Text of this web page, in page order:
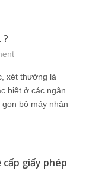
xét thưởng là
biệt ở các ngân
bộ máy nhân
giấy phép